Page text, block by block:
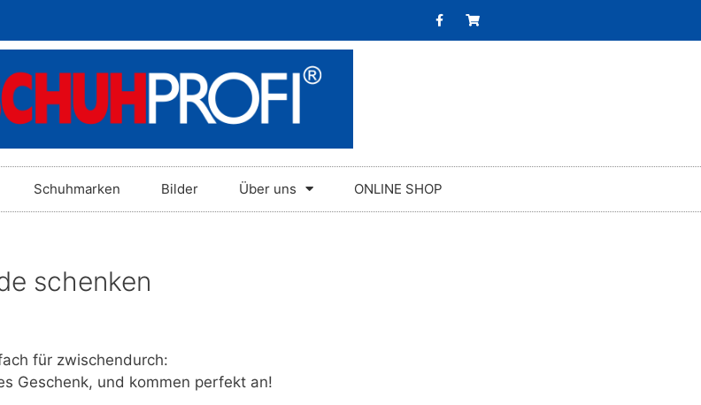
Schuhmarken Bilder Über uns ONLINE SHOP
schenken
für zwischendurch:
Geschenk, und kommen perfekt an!